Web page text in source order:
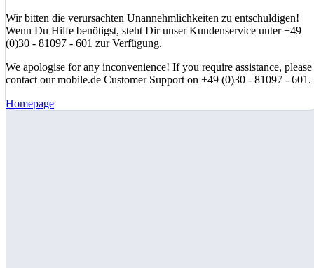
Wir bitten die verursachten Unannehmlichkeiten zu entschuldigen!
Wenn Du Hilfe benötigst, steht Dir unser Kundenservice unter +49
(0)30 - 81097 - 601 zur Verfügung.
We apologise for any inconvenience! If you require assistance, please
contact our mobile.de Customer Support on +49 (0)30 - 81097 - 601.
Homepage